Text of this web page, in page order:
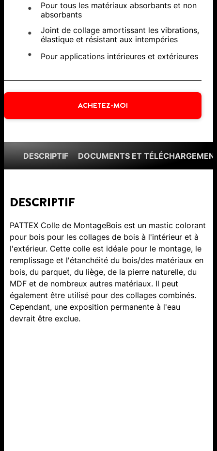
Pour tous les matériaux absorbants et non
absorbants
Joint de collage amortissant les vibrations,
élastique et résistant aux intempéries
Pour applications intérieures et extérieures
ACHETEZ-MOI
DESCRIPTIF DOCUMENTS ET
DESCRIPTIF
PATTEX Colle de MontageBois est un mastic colorant
pour bois pour les collages de bois à l'intérieur et à
l'extérieur. Cette colle est idéale pour le montage, le
remplissage et l'étanchéité du bois/des matériaux en
bois, du parquet, du liège, de la pierre naturelle, du
MDF et de nombreux autres matériaux. Il peut
également être utilisé pour des collages combinés.
Cependant, une exposition permanente à l'eau
devrait être exclue.